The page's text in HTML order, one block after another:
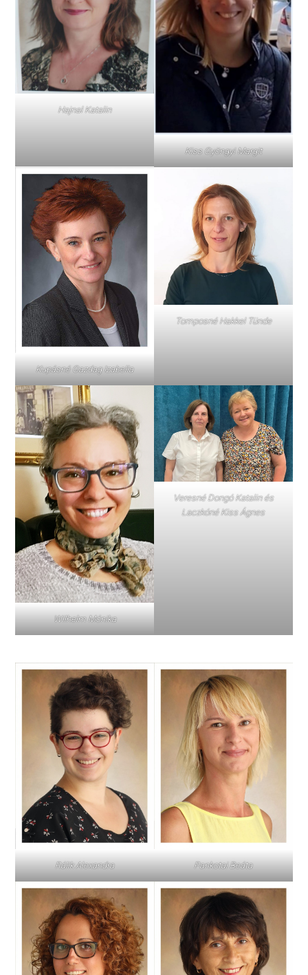
Hajnal Katalin
Kiss Gyöngyi Margit
Kupásné Gazdag Izabella
Tomposné Hakkel Tünde
Wilhelm Mónika
Veresné Dongó Katalin és
Laczkóné Kiss Ágnes
Rálik Alexandra Pankotai Beáta